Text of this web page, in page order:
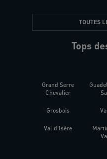
TOUTES
Tops
Grand Serre
Chevalier
Grosbois
Val d'Isère